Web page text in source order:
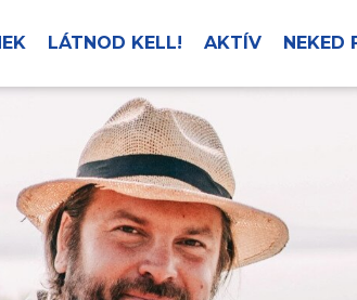
LÁTNOD KELL! AKTÍV NEKED